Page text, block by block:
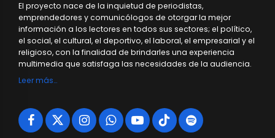
El proyecto nace de la inquietud de periodistas,
emprendedores y comunicólogos de otorgar la mejor
información a los lectores en todos sus sectores; el político,
el social, el cultural, el deportivo, el laboral, el empresarial y el
religioso, con la finalidad de brindarles una experiencia
multimedia que satisfaga las necesidades de la audiencia.
Leer más…